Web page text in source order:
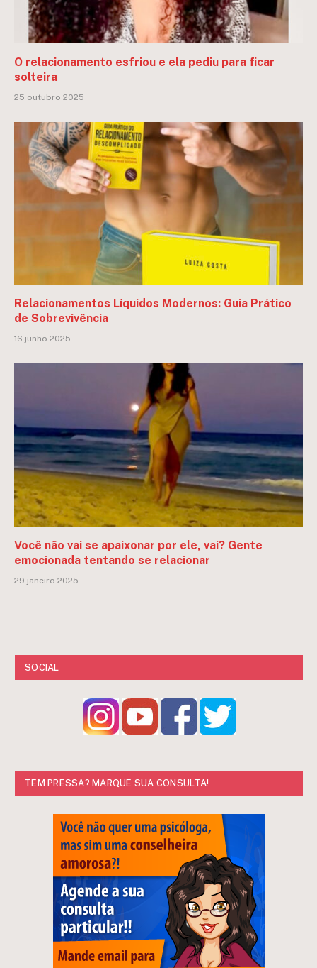
O relacionamento esfriou e ela pediu para ficar
solteira
25 outubro 2025
Relacionamentos Líquidos Modernos: Guia Prático
de Sobrevivência
16 junho 2025
Você não vai se apaixonar por ele, vai? Gente
emocionada tentando se relacionar
29 janeiro 2025
SOCIAL
TEM PRESSA? MARQUE SUA CONSULTA!